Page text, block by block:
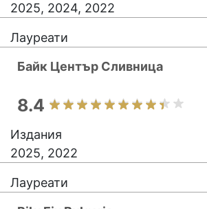
2025, 2024, 2022
Лауреати
Байк Център Сливница
8.4
Издания
2025, 2022
Лауреати